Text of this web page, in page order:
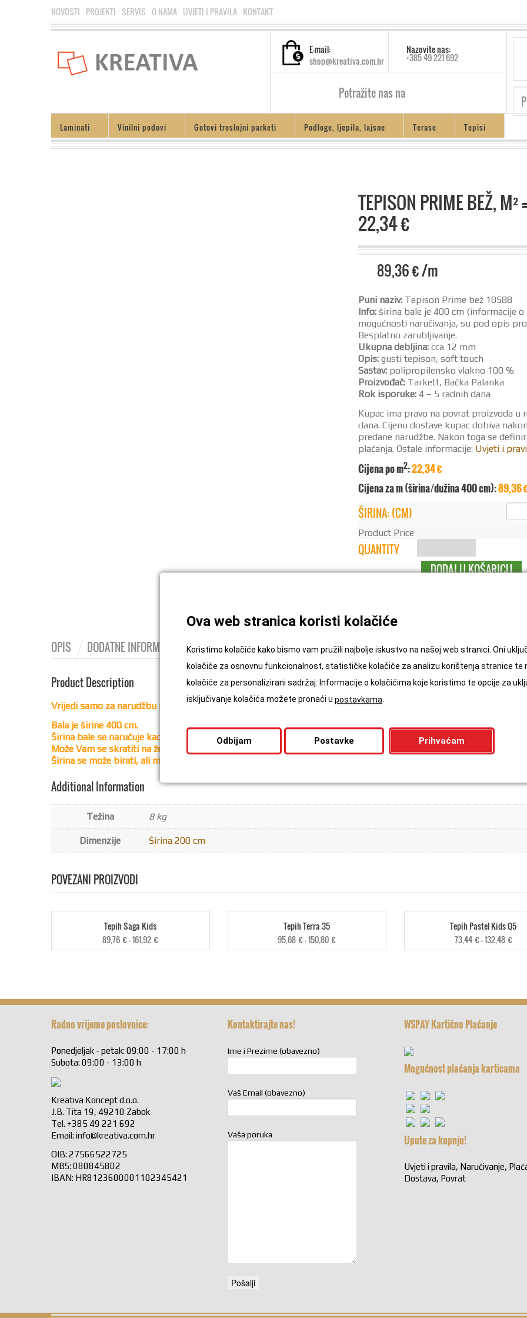
NOVOSTI PROJEKTI SERVIS O NAMA UVJETI I PRAVILA KONTAKT
E-mail:
shop@kreativa.com.hr
Nazovite nas:
+385 49 221 692
Potražite nas na
Laminati Vinilni podovi Gotovi troslojni parketi Podloge, ljepila, lajsne Terase Tepisi
TEPISON PRIME BEŽ, M² =
22,34 €
89,36€/m
Puni naziv: Tepison Prime bež 10588
Info: širina bale je 400 cm (informacije o
mogućnosti naručivanja, su pod opis
Besplatno zarubljivanje.
Ukupna debljina: cca 12 mm
Opis: gusti tepison, soft touch
Sastav: polipropilensko vlakno 100 %
Proizvođač: Tarkett, Bačka Palanka
Rok isporuke: 4 – 5 radnih dana
Kupac ima pravo na povrat proizvoda u
dana. Cijenu dostave kupac dobiva nakon
predane narudžbe. Nakon toga se
plaćanja. Ostale informacije: Uvjeti i
Cijena po m2:22,34 €
Cijena za m (širina/dužina 400 cm):89,36
ŠIRINA: (CM)
Product Price
QUANTITY
PRIME BEŽ,
DODAJ U KOŠARICU
Kategorije:
Prime,Tepih
OPIS DODATNE INFORMACIJE
Product Description
Vrijedi samo za narudžbu preko web trgovine:
Bala je širine 400 cm.
Širina bale se naručuje kao dužina, sa fiksnom mjerom od 400 cm i tako se obračunava.
Može Vam se skratiti na željenu dimenziju, samo navedite pod napomenu.
Širina se može birati, ali maksimalno do 200 cm.
Additional Information
Težina 8 kg
Dimenzije Širina 200 cm
POVEZANI PROIZVODI
Tepih Saga Kids
89,76 €–161,92 €
Tepih Terra 35
95,68 €–150,80 €
Tepih Pastel Kids Q5
73,44 €–132,48 €
Radno vrijeme poslovnice:
Ponedjeljak - petak: 09:00 - 17:00 h
Subota: 09:00 - 13:00 h
Kreativa Koncept d.o.o.
J.B. Tita 19, 49210 Zabok
Tel. +385 49 221 692
Email: info@kreativa.com.hr
OIB: 27566522725
MBS: 080845802
IBAN: HR8123600001102345421
Kontaktirajte nas!
Ime i Prezime (obavezno)
Vaš Email (obavezno)
Vaša poruka
WSPAY Kartično Plaćanje
Mogućnost plaćanja karticama
Upute za kupnju!
Uvjeti i pravila, Naručivanje,
Dostava, Povrat
Ova web stranica koristi kolačiće
Koristimo kolačiće kako bismo vam pružili najbolje iskustvo na našoj web stranici. Oni
kolačiće za osnovnu funkcionalnost, statističke kolačiće za analizu korištenja stranice te
kolačiće za personalizirani sadržaj. Informacije o kolačićima koje koristimo te opcije za
isključivanje kolačića možete pronaći u postavkama
Prihvaćam
Odbijam Postavke